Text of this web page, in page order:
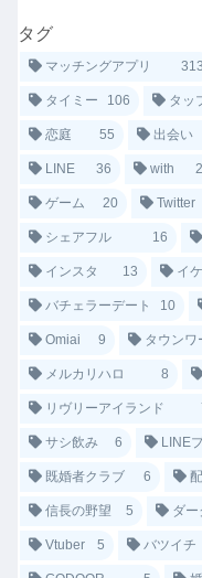
タグ
マッチングアプリ 313
タイミー 106 タッ
恋庭 55 出会い
LINE 36 with
ゲーム 20 Twitter
シェアフル 16
インスタ 13 イ
バチェラーデート 10
Omiai 9 タウンワ
メルカリハロ 8
リヴリーアイランド
サシ飲み 6 LINE
既婚者クラブ 6
信長の野望 5 ダー
Vtuber 5 バツイチ